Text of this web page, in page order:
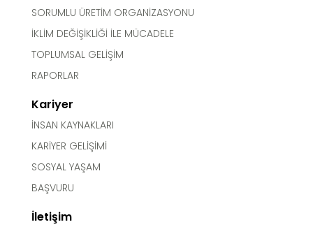
SORUMLU ÜRETİM ORGANİZASYONU
İKLİM DEĞİŞİKLİĞİ İLE MÜCADELE
TOPLUMSAL GELİŞİM
RAPORLAR
Kariyer
İNSAN KAYNAKLARI
KARİYER GELİŞİMİ
SOSYAL YAŞAM
BAŞVURU
İletişim